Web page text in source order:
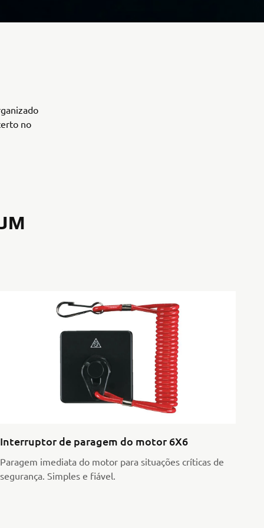
no
Interruptor de paragem do motor 6X6
Paragem imediata do motor para situações críticas de
segurança. Simples e fiável.